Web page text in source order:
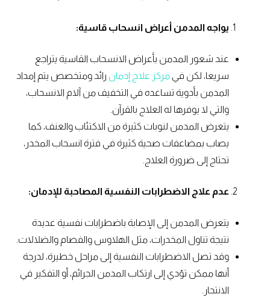
يواجه المدمن أعراض انسحاب قاسية:
عند شعور المدمن بأعراض الانسحاب القاسية يتراجع
سريعا، لكن في
مركز علاج إدمانرائد ومتخصص يتم إمداد
المدمن بأدوية تساعده في التخفيف من آلام الانسحاب،
والتي لا يوفرها له العلاج بالقرآن.
يتعرض المدمن لنوبات كثيرة من الاكتئاب والعنف، كما
يصاب بمضاعفات صحية كثيرة في فترة انسحاب المخدر،
تحتاج إلى ضرورة العلاج.
عدم علاج الاضطرابات النفسية المصاحبة للإدمان:
يتعرض المدمن إلى الإصابة باضطرابات نفسية عديدة
نتيجة تناول المخدرات، مثل الهلاوس والفصام والضلالات.
وقد تصل الاضطرابات النفسية إلى مراحل خطيرة، لدرجة
أنها ممكن تؤدي إلى ارتكاب المدمن الجرائم، أو التفكير في
الانتحار.